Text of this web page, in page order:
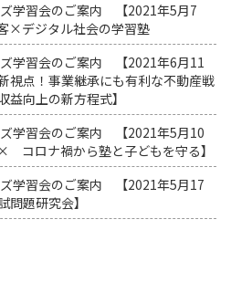
学習会のご案内 【2021年5月7
×デジタル社会の学習塾
学習会のご案内 【2021年6月11
点！事業継承にも有利な不動産戦
益向上の新方程式】
学習会のご案内 【2021年5月10
ロナ禍から塾と子どもを守る】
学習会のご案内 【2021年5月17
題研究会】